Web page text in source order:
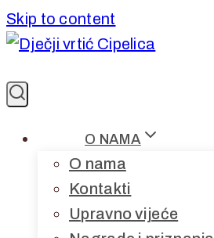
Skip to content
O NAMA
O nama
Kontakti
Upravno vijeće